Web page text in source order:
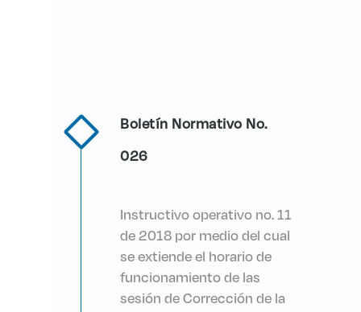
Boletín Normativo No.
026
Instructivo operativo no. 11
de 2018 por medio del cual
se extiende el horario de
funcionamiento de las
sesión de Corrección de la